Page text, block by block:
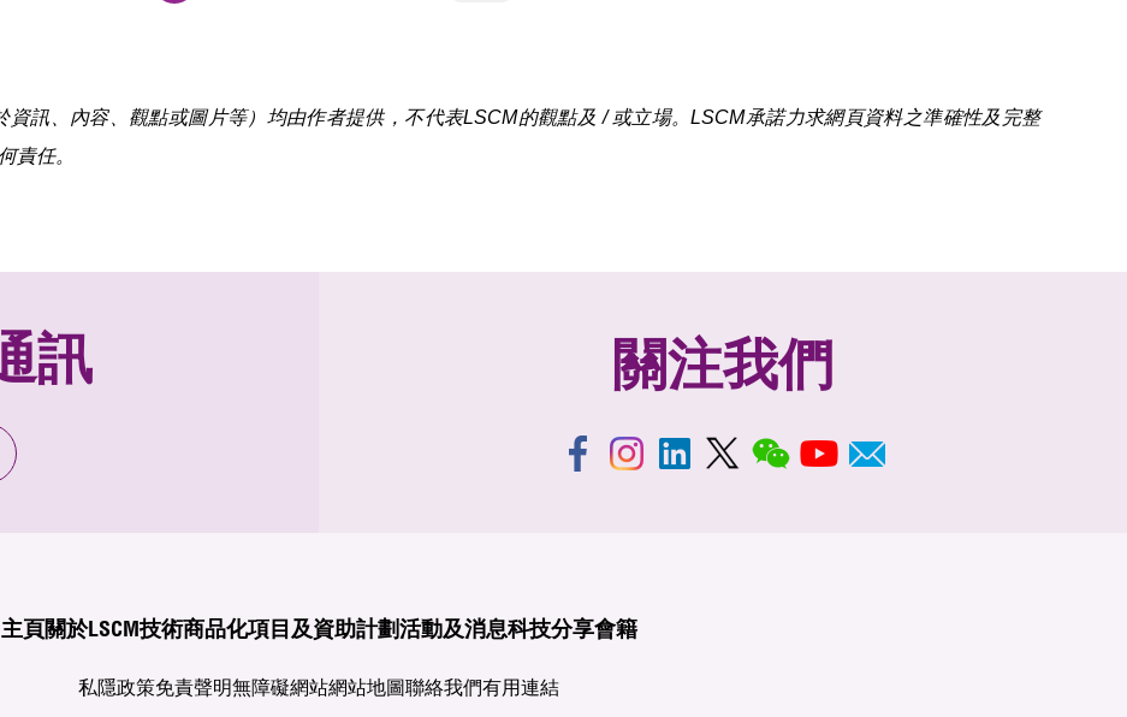
訊、內容、觀點或圖片等）均由作者提供，不代表LSCM的觀點及 / 或立場。LSCM承諾力求網頁資料之準確性及完整
責任。
訊 關注我們
主頁關於LSCM技術商品化項目及資助計劃活動及消息科技分享會籍
私隱政策免責聲明無障礙網站網站地圖聯絡我們有用連結